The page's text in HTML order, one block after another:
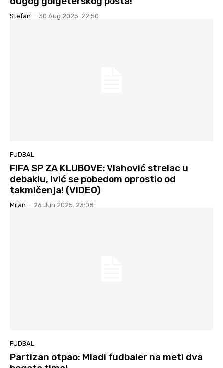
Stefan - 30 Aug 2025. 22:50
FUDBAL
FIFA SP ZA KLUBOVE: Vlahović strelac u
debaklu, Ivić se pobedom oprostio od
takmičenja! (VIDEO)
Milan - 26 Jun 2025. 23:08
FUDBAL
Partizan otpao: Mladi fudbaler na meti dva